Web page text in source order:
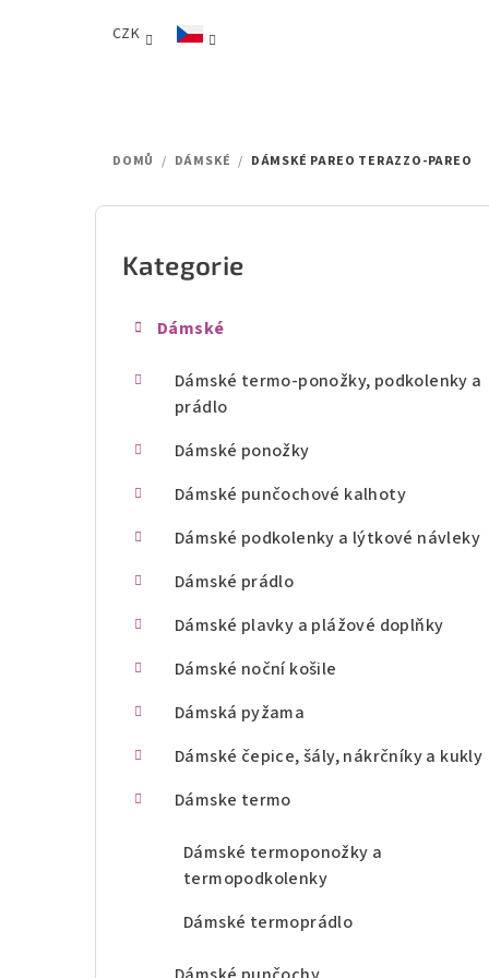
CZK
DOMŮ / DÁMSKÉ / DÁMSKÉ PAREO TERAZZO-PAREO
Přeskočit
kategorie
Kategorie
Dámské
Dámské termo-ponožky, podkolenky a
prádlo
Dámské ponožky
Dámské punčochové kalhoty
Dámské podkolenky a lýtkové návleky
Dámské prádlo
Dámské plavky a plážové doplňky
Dámské noční košile
Dámská pyžama
Dámské čepice, šály, nákrčníky a kukly
Dámske termo
Dámské termoponožky a
termopodkolenky
Dámské termoprádlo